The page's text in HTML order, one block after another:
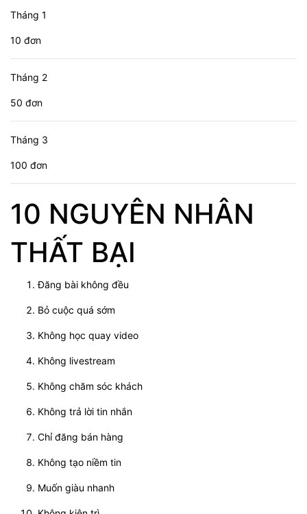
Tháng 1
10 đơn
Tháng 2
50 đơn
Tháng 3
100 đơn
10 NGUYÊN NHÂN
THẤT BẠI
Đăng bài không đều
Bỏ cuộc quá sớm
Không học quay video
Không livestream
Không chăm sóc khách
Không trả lời tin nhắn
Chỉ đăng bán hàng
Không tạo niềm tin
Muốn giàu nhanh